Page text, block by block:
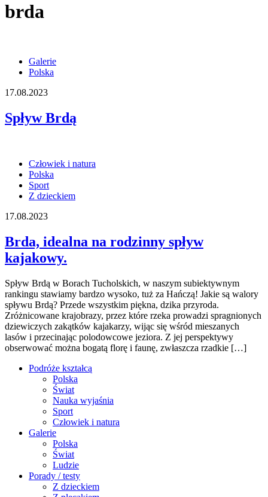
brda
Galerie
Polska
17.08.2023
Spływ Brdą
Człowiek i natura
Polska
Sport
Z dzieckiem
17.08.2023
Brda, idealna na rodzinny spływ
kajakowy.
Spływ Brdą w Borach Tucholskich, w naszym subiektywnym
rankingu stawiamy bardzo wysoko, tuż za Hańczą! Jakie są walory
spływu Brdą? Przede wszystkim piękna, dzika przyroda.
Zróżnicowane krajobrazy, przez które rzeka prowadzi spragnionych
dziewiczych zakątków kajakarzy, wijąc się wśród mieszanych
lasów i przecinając polodowcowe jeziora. Z jej perspektywy
obserwować można bogatą florę i faunę, zwłaszcza rzadkie […]
Podróże kształcą
Polska
Świat
Nauka wyjaśnia
Sport
Człowiek i natura
Galerie
Polska
Świat
Ludzie
Porady / testy
Z dzieckiem